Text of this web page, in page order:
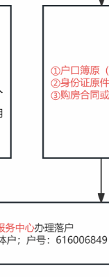
户口
求准备相应